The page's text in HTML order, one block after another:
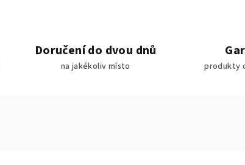
Doručení do dvou dnů
na jakékoliv místo produkty